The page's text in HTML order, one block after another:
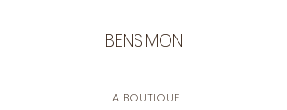
BENSIMON
LA BOUTIQUE